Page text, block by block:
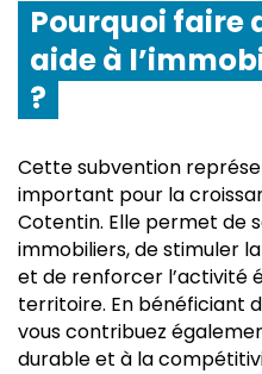
Pourquoi faire
aide à
?
Cette subvention
important pour la
Cotentin. Elle permet de
immobiliers, de stimuler
et de renforcer l’activité
territoire. En bénéficiant
vous contribuez
durable et à la